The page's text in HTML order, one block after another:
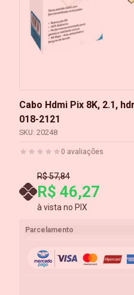
Cabo Hdmi Pix 8K, 2.1,
018-2121
SKU: 20248
0 avaliações
R$ 57,84
R$ 46,27
à vista no PIX
Parcelamento